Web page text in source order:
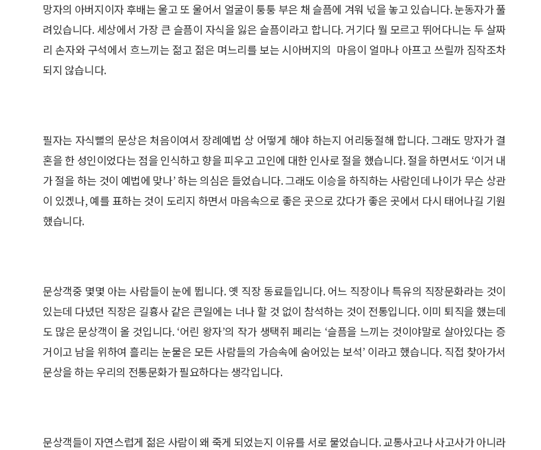
망자의 아버지이자 후배는 울고 또 울어서 얼굴이 퉁퉁 부은 채 슬픔에 겨워 넋을 놓고 있습니다. 눈동자가 풀
려있습니다. 세상에서 가장 큰 슬픔이 자식을 잃은 슬픔이라고 합니다. 거기다 뭘 모르고 뛰어다니는 두 살짜
리 손자와 구석에서 흐느끼는 젊고 젊은 며느리를 보는 시아버지의 마음이 얼마나 아프고 쓰릴까 짐작조차
되지 않습니다.
필자는 자식뻘의 문상은 처음이여서 장례예법 상 어떻게 해야 하는지 어리둥절해 합니다. 그래도 망자가 결
혼을 한 성인이었다는 점을 인식하고 향을 피우고 고인에 대한 인사로 절을 했습니다. 절을 하면서도 ‘이거 내
가 절을 하는 것이 예법에 맞나’ 하는 의심은 들었습니다. 그래도 이승을 하직하는 사람인데 나이가 무슨 상관
이 있겠나, 예를 표하는 것이 도리지 하면서 마음속으로 좋은 곳으로 갔다가 좋은 곳에서 다시 태어나길 기원
했습니다.
문상객중 몇몇 아는 사람들이 눈에 뜁니다. 옛 직장 동료들입니다. 어느 직장이나 특유의 직장문화라는 것이
있는데 다녔던 직장은 길흉사 같은 큰일에는 너나 할 것 없이 참석하는 것이 전통입니다. 이미 퇴직을 했는데
도 많은 문상객이 올 것입니다. ‘어린 왕자’의 작가 생택쥐 페리는 ‘슬픔을 느끼는 것이야말로 살아있다는 증
거이고 남을 위하여 흘리는 눈물은 모든 사람들의 가슴속에 숨어있는 보석’ 이라고 했습니다. 직접 찾아가서
문상을 하는 우리의 전통문화가 필요하다는 생각입니다.
문상객들이 자연스럽게 젊은 사람이 왜 죽게 되었는지 이유를 서로 물었습니다. 교통사고나 사고사가 아니라